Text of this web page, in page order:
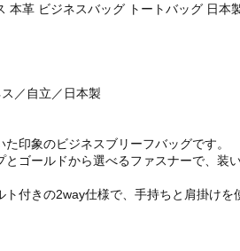
本革 ビジネスバッグ トートバッグ 日本
／自立／日本製
た印象のビジネスブリーフバッグです。
とゴールドから選べるファスナーで、装
ト付きの2way仕様で、手持ちと肩掛けを